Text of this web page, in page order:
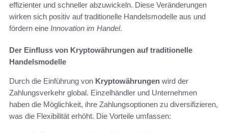
effizienter und schneller abzuwickeln. Diese Veränderungen
wirken sich positiv auf traditionelle Handelsmodelle aus und
fördern eine Innovation im Handel.
Der Einfluss von Kryptowährungen auf traditionelle
Handelsmodelle
Durch die Einführung von Kryptowährungen wird der
Zahlungsverkehr global. Einzelhändler und Unternehmen
haben die Möglichkeit, ihre Zahlungsoptionen zu diversifizieren,
was die Flexibilität erhöht. Die Vorteile umfassen: